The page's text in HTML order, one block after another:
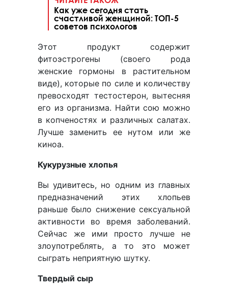
Как уже сегодня стать
счастливой женщиной: ТОП-5
советов психологов
Этот продукт содержит
фитоэстрогены (своего рода
женские гормоны в растительном
виде), которые по силе и количеству
превосходят тестостерон, вытесняя
его из организма. Найти сою можно
в копченостях и различных салатах.
Лучше заменить ее нутом или же
киноа.
Кукурузные хлопья
Вы удивитесь, но одним из главных
предназначений этих хлопьев
раньше было снижение сексуальной
активности во время заболеваний.
Сейчас же ими просто лучше не
злоупотреблять, а то это может
сыграть неприятную шутку.
Твердый сыр